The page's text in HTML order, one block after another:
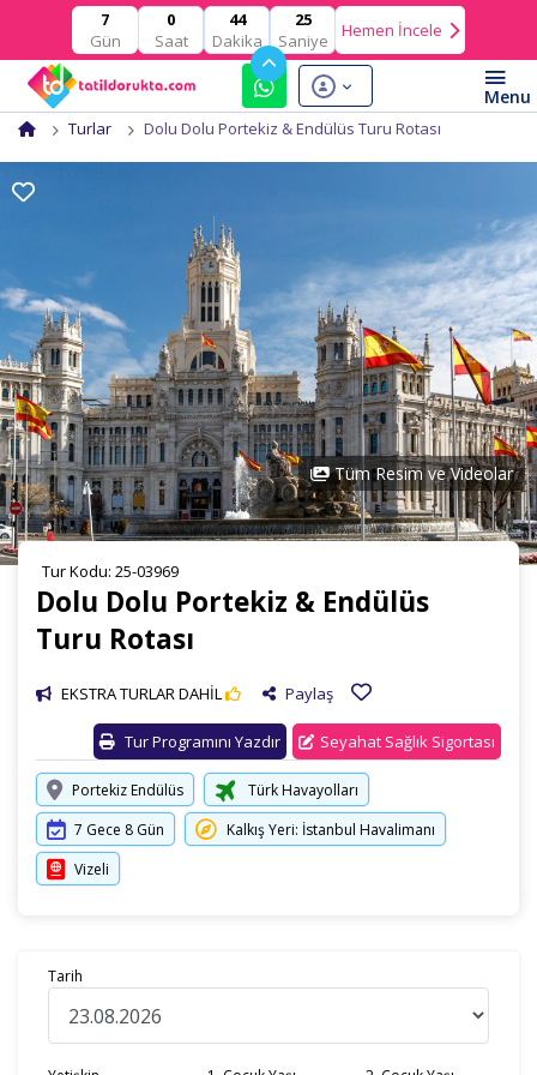
7
Gün
0
Saat
44
Dakika
24
Saniye
Hemen İncele
Turlar Dolu Dolu Portekiz & Endülüs Turu Rotası
Tüm Resim ve Videolar
Tur Kodu: 25-03969
Dolu Dolu Portekiz & Endülüs
Turu Rotası
EKSTRA TURLAR DAHİL Paylaş
Seyahat Sağlık Sigortası
Tur Programını Yazdır
Portekiz Endülüs
Türk Havayolları
7 Gece 8 Gün
Kalkış Yeri: İstanbul Havalimanı
Vizeli
Tarih